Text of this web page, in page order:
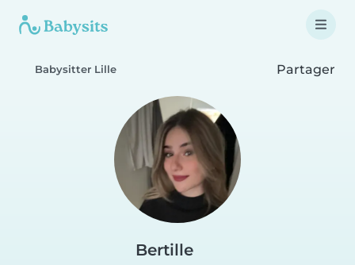
Babysitter Lille Partager
Bertille